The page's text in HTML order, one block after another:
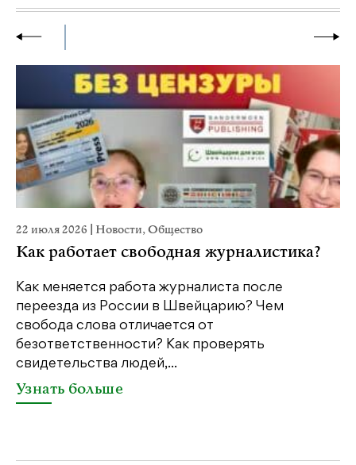
22 июля 2026 Новости,Общество
Как работает свободная журналистика?
Как меняется работа журналиста после
переезда из России в Швейцарию? Чем
свобода слова отличается от
безответственности? Как проверять
свидетельства людей,...
Узнать больше